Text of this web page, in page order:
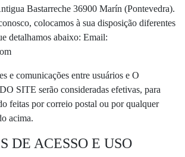
Bastarreche 36900 Marín (Pontevedra).
colocamos à sua disposição diferentes
detalhamos abaixo: Email:
e comunicações entre usuários e O
SITE serão consideradas efetivas, para
feitas por correio postal ou por qualquer
acima.
DE ACESSO E USO